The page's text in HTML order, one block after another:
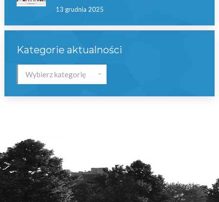
13 grudnia 2025
Kategorie aktualności
Kategorie
aktualności